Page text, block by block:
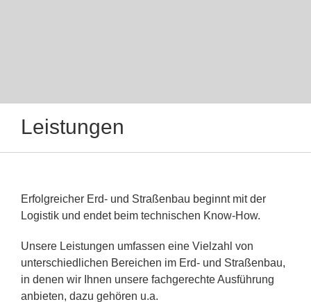
Leistungen
Erfolgreicher Erd- und Straßenbau beginnt mit der
Logistik und endet beim technischen Know-How.
Unsere Leistungen umfassen eine Vielzahl von
unterschiedlichen Bereichen im Erd- und Straßenbau,
in denen wir Ihnen unsere fachgerechte Ausführung
anbieten, dazu gehören u.a.